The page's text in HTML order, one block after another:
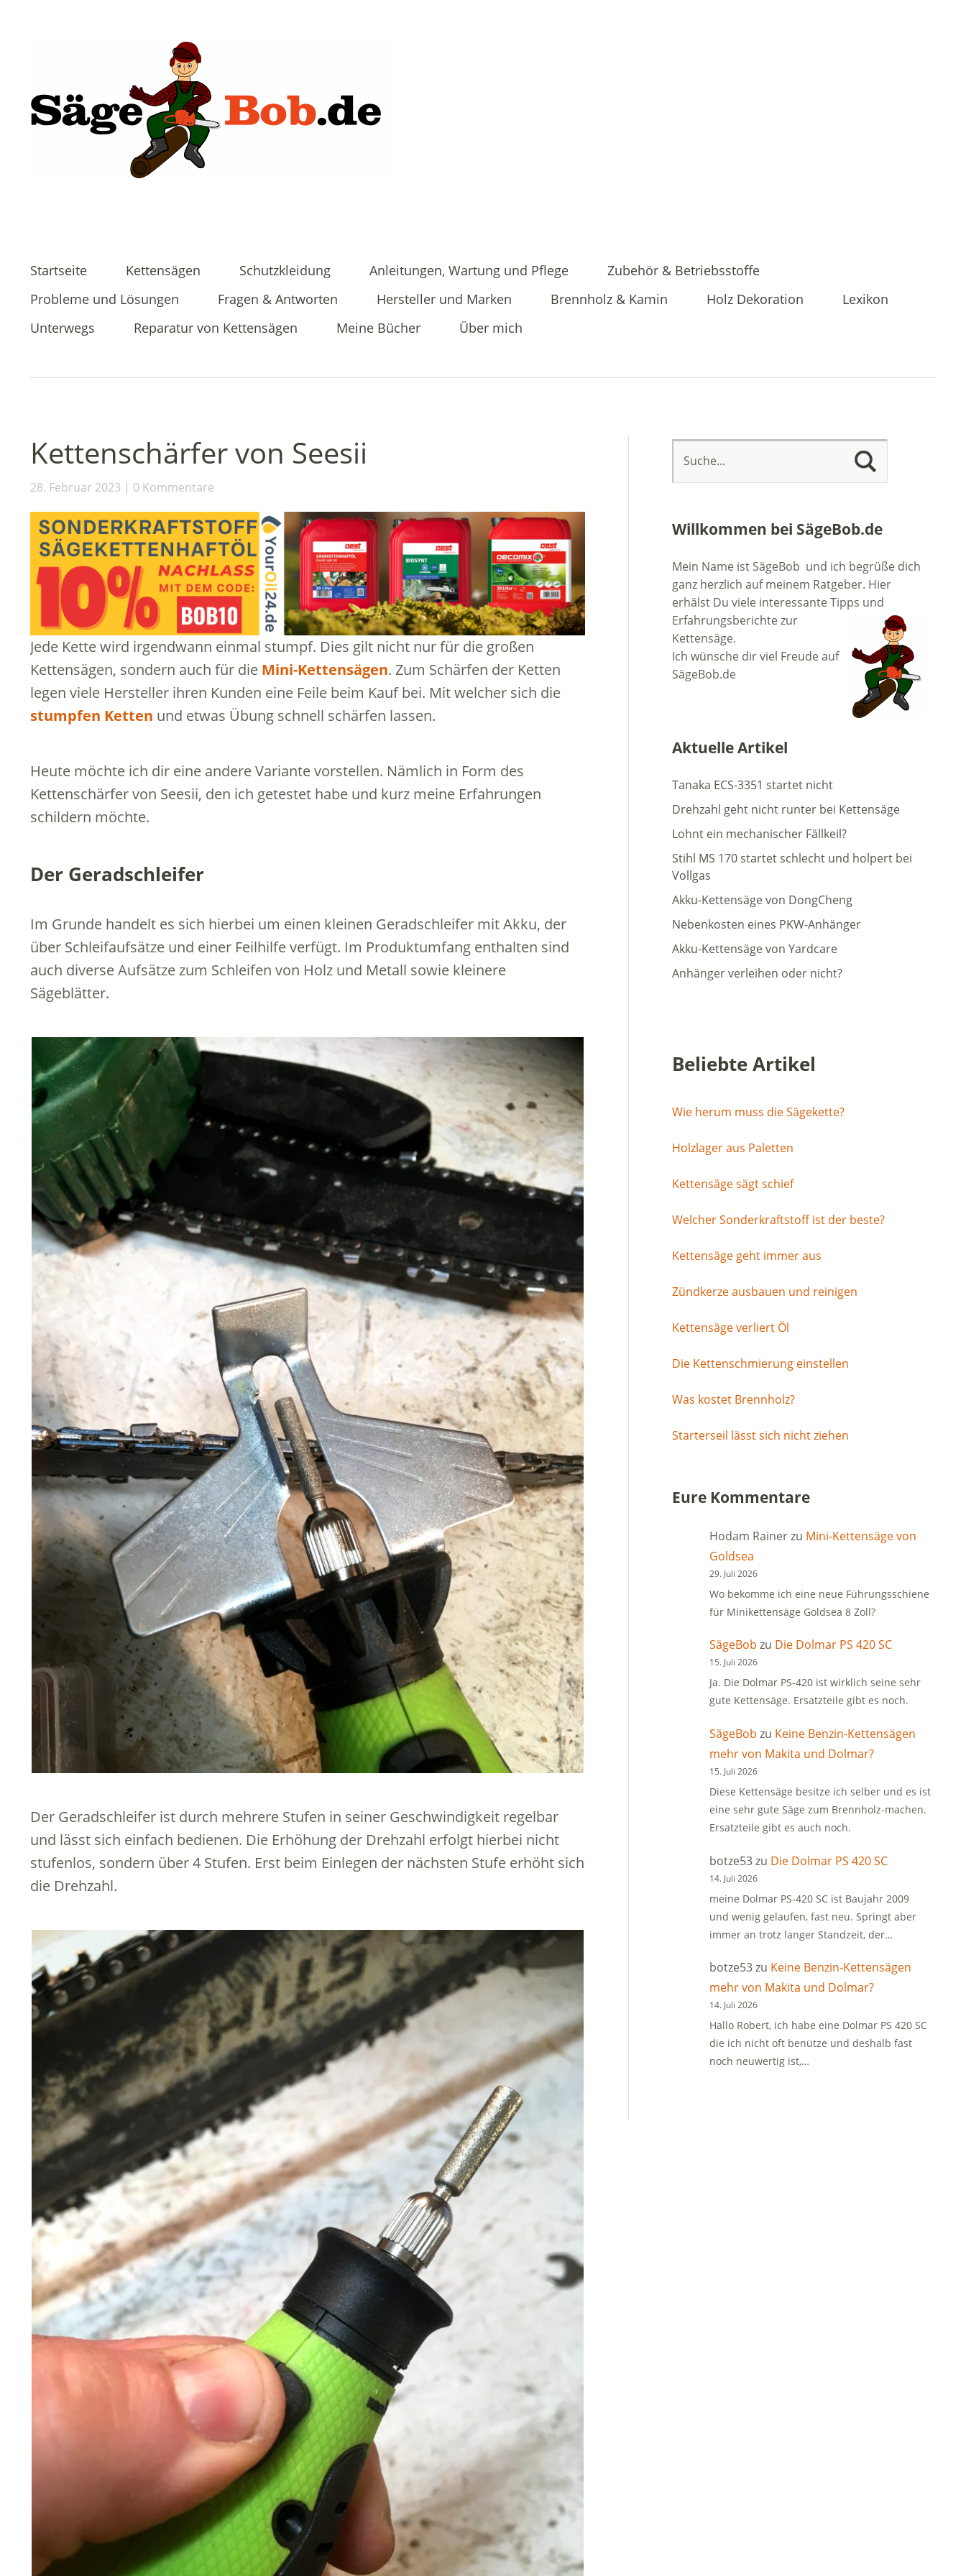
Startseite Kettensägen Schutzkleidung Anleitungen, Wartung und Pflege
Zubehör & Betriebsstoffe
Probleme und Lösungen
Fragen & Antworten Hersteller und Marken Brennholz & Kamin Holz Dekoration
Lexikon
Unterwegs
Reparatur von Kettensägen Meine Bücher Über mich
Kettenschärfer von Seesii
28. Februar 2023 0 Kommentare
Jede Kette wird irgendwann einmal stumpf. Dies gilt nicht nur für die großen
Kettensägen, sondern auch für die Mini-Kettensägen. Zum Schärfen der Ketten
legen viele Hersteller ihren Kunden eine Feile beim Kauf bei. Mit welcher sich die
stumpfen Ketten und etwas Übung schnell schärfen lassen.
Heute möchte ich dir eine andere Variante vorstellen. Nämlich in Form des
Kettenschärfer von Seesii, den ich getestet habe und kurz meine Erfahrungen
schildern möchte.
Der Geradschleifer
Im Grunde handelt es sich hierbei um einen kleinen Geradschleifer mit Akku, der
über Schleifaufsätze und einer Feilhilfe verfügt. Im Produktumfang enthalten sind
auch diverse Aufsätze zum Schleifen von Holz und Metall sowie kleinere
Sägeblätter.
Der Geradschleifer ist durch mehrere Stufen in seiner Geschwindigkeit regelbar
und lässt sich einfach bedienen. Die Erhöhung der Drehzahl erfolgt hierbei nicht
stufenlos, sondern über 4 Stufen. Erst beim Einlegen der nächsten Stufe erhöht sich
die Drehzahl.
Willkommen bei SägeBob.de
Mein Name ist SägeBob und ich begrüße dich
ganz herzlich auf meinem Ratgeber. Hier
erhälst Du viele interessante Tipps und
Erfahrungsberichte zur
Kettensäge.
Ich wünsche dir viel Freude auf
SägeBob.de
Aktuelle Artikel
Tanaka ECS-3351 startet nicht
Drehzahl geht nicht runter bei Kettensäge
Lohnt ein mechanischer Fällkeil?
Stihl MS 170 startet schlecht und holpert bei
Vollgas
Akku-Kettensäge von DongCheng
Nebenkosten eines PKW-Anhänger
Akku-Kettensäge von Yardcare
Anhänger verleihen oder nicht?
Beliebte Artikel
Wie herum muss die Sägekette?
Holzlager aus Paletten
Kettensäge sägt schief
Welcher Sonderkraftstoff ist der beste?
Kettensäge geht immer aus
Zündkerze ausbauen und reinigen
Kettensäge verliert Öl
Die Kettenschmierung einstellen
Was kostet Brennholz?
Starterseil lässt sich nicht ziehen
Eure Kommentare
Hodam Rainerzu Mini-Kettensäge von
Goldsea
29. Juli 2026
Wo bekomme ich eine neue Führungsschiene
für Minikettensäge Goldsea 8 Zoll?
SägeBob zu Die Dolmar PS 420 SC
15. Juli 2026
Ja. Die Dolmar PS-420 ist wirklich seine sehr
gute Kettensäge. Ersatzteile gibt es noch.
SägeBob zu Keine Benzin-Kettensägen
mehr von Makita und Dolmar?
15. Juli 2026
Diese Kettensäge besitze ich selber und es ist
eine sehr gute Säge zum Brennholz-machen.
Ersatzteile gibt es auch noch.
botze53zu Die Dolmar PS 420 SC
14. Juli 2026
meine Dolmar PS-420 SC ist Baujahr 2009
und wenig gelaufen, fast neu. Springt aber
immer an trotz langer Standzeit, der…
botze53zu Keine Benzin-Kettensägen
mehr von Makita und Dolmar?
14. Juli 2026
Hallo Robert, ich habe eine Dolmar PS 420 SC
die ich nicht oft benütze und deshalb fast
noch neuwertig ist,…